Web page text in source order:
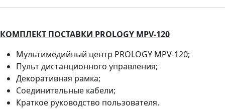
КОМПЛЕКТ ПОСТАВКИ PROLOGY MPV-120
Мультимедийный центр PROLOGY MPV-120;
Пульт дистанционного управления;
Декоративная рамка;
Соединительные кабели;
Краткое руководство пользователя.